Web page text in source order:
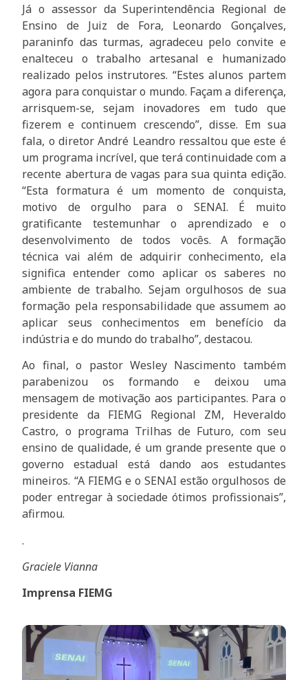
Já o assessor da Superintendência Regional de
Ensino de Juiz de Fora, Leonardo Gonçalves,
paraninfo das turmas, agradeceu pelo convite e
enalteceu o trabalho artesanal e humanizado
realizado pelos instrutores. “Estes alunos partem
agora para conquistar o mundo. Façam a diferença,
arrisquem-se, sejam inovadores em tudo que
fizerem e continuem crescendo”, disse. Em sua
fala, o diretor André Leandro ressaltou que este é
um programa incrível, que terá continuidade com a
recente abertura de vagas para sua quinta edição.
“Esta formatura é um momento de conquista,
motivo de orgulho para o SENAI. É muito
gratificante testemunhar o aprendizado e o
desenvolvimento de todos vocês. A formação
técnica vai além de adquirir conhecimento, ela
significa entender como aplicar os saberes no
ambiente de trabalho. Sejam orgulhosos de sua
formação pela responsabilidade que assumem ao
aplicar seus conhecimentos em benefício da
indústria e do mundo do trabalho”, destacou.
Ao final, o pastor Wesley Nascimento também
parabenizou os formando e deixou uma
mensagem de motivação aos participantes. Para o
presidente da FIEMG Regional ZM, Heveraldo
Castro, o programa Trilhas de Futuro, com seu
ensino de qualidade, é um grande presente que o
governo estadual está dando aos estudantes
mineiros. “A FIEMG e o SENAI estão orgulhosos de
poder entregar à sociedade ótimos profissionais”,
afirmou.
.
Graciele Vianna
Imprensa FIEMG